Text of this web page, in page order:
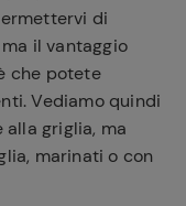
di
il vantaggio
che potete
Vediamo quindi
griglia, ma
marinati o con